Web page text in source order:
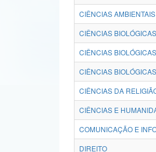
CIÊNCIAS AMBIENTAIS
CIÊNCIAS
CIÊNCIAS
CIÊNCIAS
CIÊNCIAS DA
CIÊNCIAS E
COMUNICAÇÃO E
DIREITO